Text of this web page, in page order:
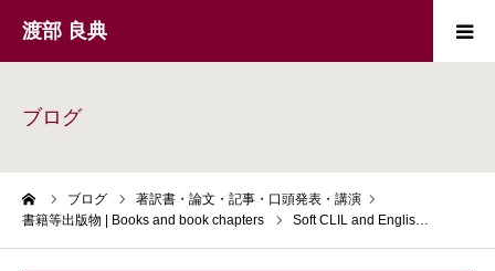
渡部 良典
ブログ
ブログ
著訳書・論文・記事・口頭発表・講演
書籍等出版物 | Books and book chapters
Soft CLIL and Englis…